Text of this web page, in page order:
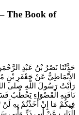
The Book of
حَدَّثَنَا نَصْرُ بْنُ عَبْدِ
الأَنْمَاطِيُّ عَنْ جَعْفَرِ بْنِ
رَأَيْتُ رَسُولَ اللَّهِ صلى
نَاقَتِهِ الْقَصْوَاءِ يَخْطُبُ
فِيكُمْ مَا إِنْ أَخَذْتُمْ بِهِ
الْبَابِ عَنْ أَبِي ذَرٍّ وَأَبِي